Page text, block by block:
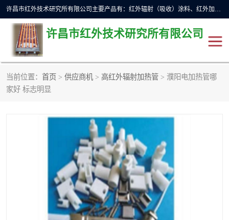
许昌市红外技术研究所有限公司主要产品有：红外辐射（吸收）涂料、红外加热元件、红外辐射加热模块（板）、红外辐射加热炉（箱）、快速红外辐射加热器、系列高端红外加热实验设备、系列红外加热控制器等。
许昌市红外技术研究所有限公司
当前位置： 首页 > 供应商机 > 高红外辐射加热管 > 濮阳电加热管哪
家好 标志明显
红外加热设备
红外辐射涂料 红外辐射加热器
红外辐射加热模块 定制红外加热实验设备
红外加热元件 红外辐射吸收涂料
高端红外加热实验设备 电工电气
高温涂料 红外加热控制器